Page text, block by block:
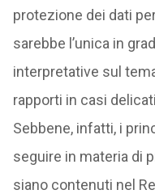
protezione dei dati
sarebbe l’unica in
interpretative sul
rapporti in casi
Sebbene, infatti, i
seguire in materia di
siano contenuti nel